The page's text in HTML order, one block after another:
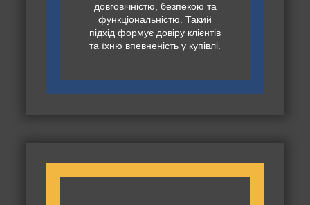
довговічністю, безпекою та
функціональністю. Такий
підхід формує довіру клієнтів
та їхню впевненість у купівлі.